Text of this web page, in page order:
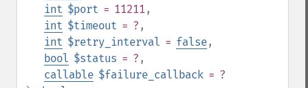
int $port = 11211,
int $timeout = ? ,
int $retry_interval = false,
bool $status = ? ,
callable $failure_callback = ?